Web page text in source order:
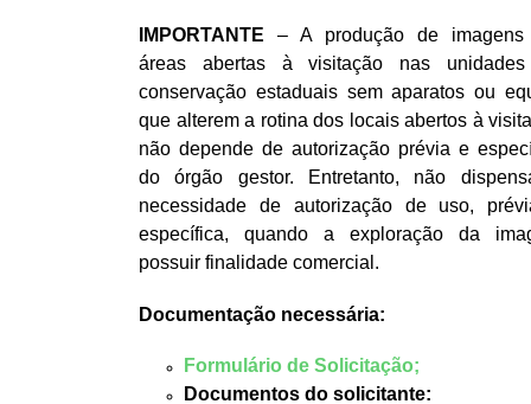
IMPORTANTE – A produção de imagens
áreas abertas à visitação nas
conservação estaduais sem aparatos ou
que alterem a rotina dos locais abertos à
não depende de autorização prévia e
do órgão gestor. Entretanto, não
necessidade de autorização de uso,
específica, quando a exploração da
possuir finalidade comercial.
Documentação necessária:
Formulário de Solicitação;
Documentos do solicitante: